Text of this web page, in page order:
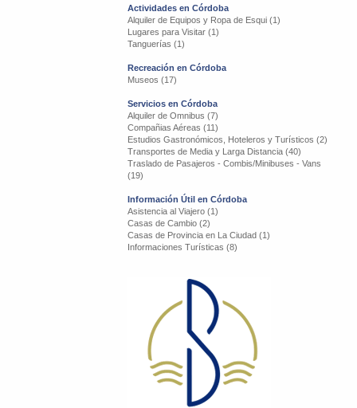
Actividades en Córdoba
Alquiler de Equipos y Ropa de Esqui (1)
Lugares para Visitar (1)
Tanguerías (1)
Recreación en Córdoba
Museos (17)
Servicios en Córdoba
Alquiler de Omnibus (7)
Compañias Aéreas (11)
Estudios Gastronómicos, Hoteleros y Turísticos (2)
Transportes de Media y Larga Distancia (40)
Traslado de Pasajeros - Combis/Minibuses - Vans
(19)
Información Útil en Córdoba
Asistencia al Viajero (1)
Casas de Cambio (2)
Casas de Provincia en La Ciudad (1)
Informaciones Turísticas (8)